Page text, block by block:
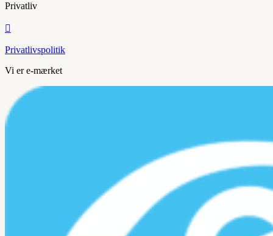
Privatliv

Privatlivspolitik
Vi er e-mærket